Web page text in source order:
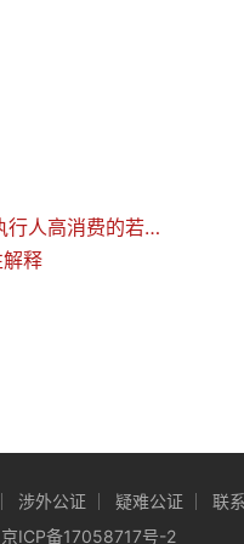
最高人民法院关于限制被执行人高消费的若干规定
解释
涉外公证 疑难公证
联
京ICP备17058717号-2